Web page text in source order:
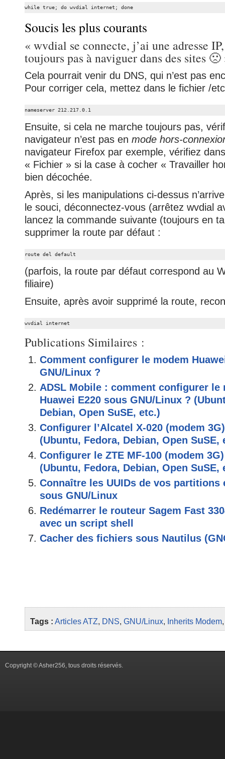
while true; do wvdial internet; done
Soucis les plus courants
« wvdial se connecte, j’ai une adresse
toujours pas à naviguer dans des sites 🙁
Cela pourrait venir du DNS, qui n’est pas
Pour corriger cela, mettez dans le fichier /
nameserver 212.217.0.1
Ensuite, si cela ne marche toujours pas,
navigateur n’est pas en mode hors-
navigateur Firefox par exemple, vérifiez
« Fichier » si la case à cocher « Travailler
bien décochée.
Après, si les manipulations ci-dessus
le souci, déconnectez-vous (arrêtez wvdial
lancez la commande suivante (toujours en
supprimer la route par défaut :
route del default
(parfois, la route par défaut correspond au
filiaire)
Ensuite, après avoir supprimé la route,
wvdial internet
Publications Similaires :
Comment configurer le modem
GNU/Linux ?
ADSL Mobile : comment configurer le
Huawei E220 sous GNU/Linux ?
Debian, Open SuSE, etc.)
Configurer l’Alcatel X-020 (modem
(Ubuntu, Fedora, Debian, Open SuSE,
Configurer le ZTE MF-100 (modem
(Ubuntu, Fedora, Debian, Open SuSE,
Connaître les UUIDs de vos partitions
sous GNU/Linux
Redémarrer le routeur Sagem Fast
avec un script shell
Cacher des fichiers sous Nautilus
Tags : ArticlesATZ, DNS, GNU/Linux, Inherits Modem
Copyright © Asher256, tous droits réservés.